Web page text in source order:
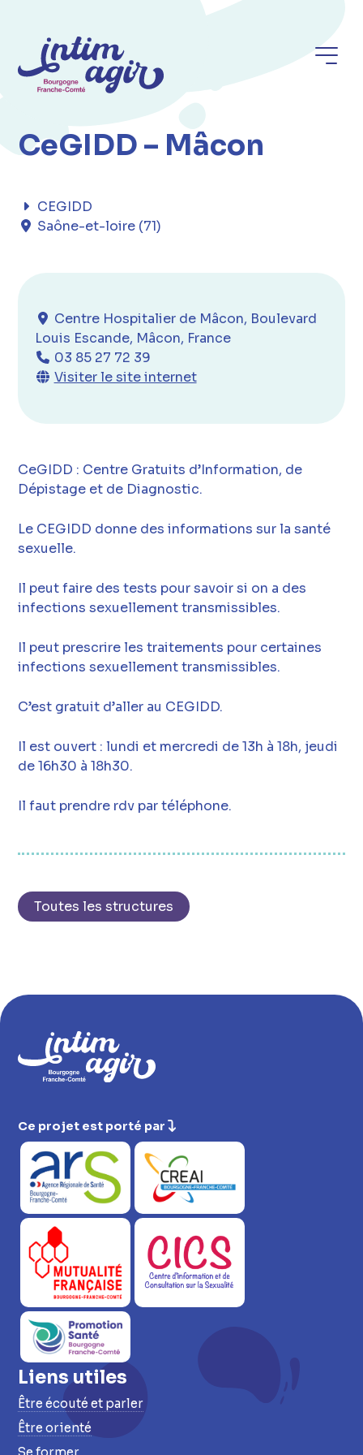
CeGIDD – Mâcon
CEGIDD
Saône-et-loire (71)
Centre Hospitalier de Mâcon, Boulevard
Louis Escande, Mâcon, France
03 85 27 72 39
Visiter le site internet
CeGIDD : Centre Gratuits d’Information, de
Dépistage et de Diagnostic.
Le CEGIDD donne des informations sur la santé
sexuelle.
Il peut faire des tests pour savoir si on a des
infections sexuellement transmissibles.
Il peut prescrire les traitements pour certaines
infections sexuellement transmissibles.
C’est gratuit d’aller au CEGIDD.
Il est ouvert : lundi et mercredi de 13h à 18h, jeudi
de 16h30 à 18h30.
Il faut prendre rdv par téléphone.
Toutes les structures
Ce projet est porté par
Liens utiles
Être écouté et parler
Être orienté